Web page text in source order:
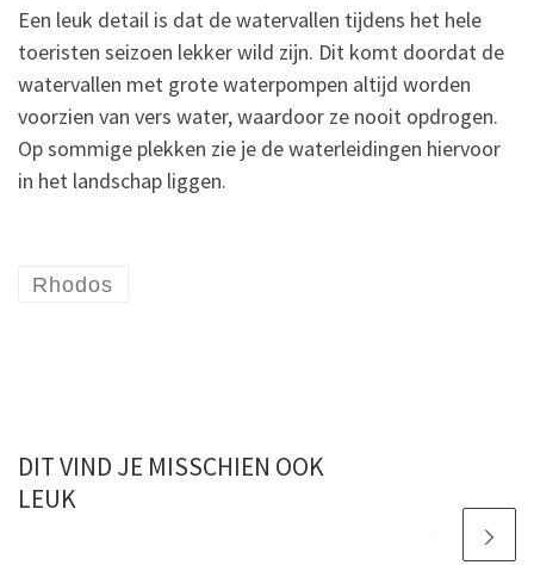
Een leuk detail is dat de watervallen tijdens het hele
toeristen seizoen lekker wild zijn. Dit komt doordat de
watervallen met grote waterpompen altijd worden
voorzien van vers water, waardoor ze nooit opdrogen.
Op sommige plekken zie je de waterleidingen hiervoor
in het landschap liggen.
Rhodos
DIT VIND JE MISSCHIEN OOK
LEUK